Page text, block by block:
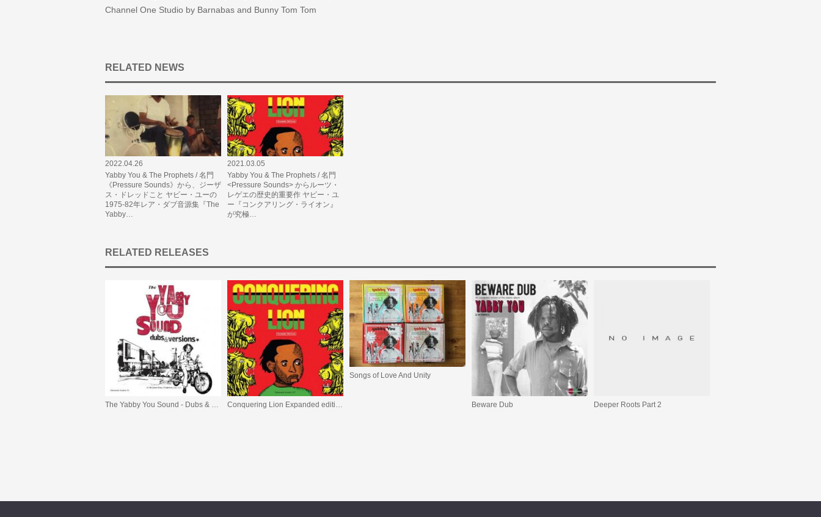
Channel One Studio by Barnabas and Bunny Tom Tom
RELATED NEWS
2022.04.26
Yabby You & The Prophets / 名門
《Pressure Sounds》から、ジーザ
ス・ドレッドこと ヤビー・ユーの
1975-82年レア・ダブ音源集『The
Yabby…
2021.03.05
Yabby You & The Prophets / 名門
<Pressure Sounds> からルーツ・
レゲエの歴史的重要作 ヤビー・ユ
ー『コンクアリング・ライオン』
が究極…
RELATED RELEASES
Songs of Love And Unity
Beware Dub Deeper Roots Part 2